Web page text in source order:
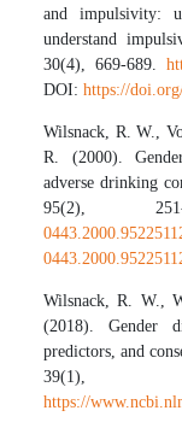
and impulsivity:
understand
30(4), 669-689.
DOI:https://
Wilsnack, R. W.,
R. (2000).
adverse drinking
95(2),
Wilsnack, R. W.,
(2018). Gender
predictors, and
https://